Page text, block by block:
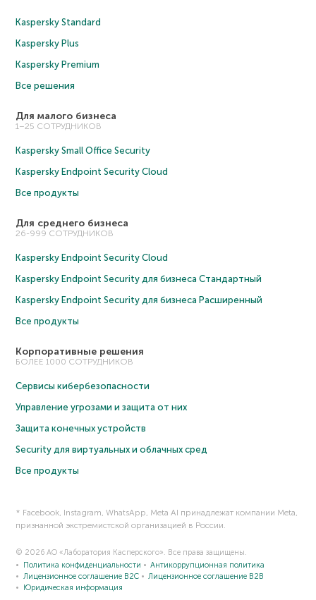
Kaspersky Standard
Kaspersky Plus
Kaspersky Premium
Все решения
Для малого бизнеса
1–25 СОТРУДНИКОВ
Kaspersky Small Office Security
Kaspersky Endpoint Security Cloud
Все продукты
Для среднего бизнеса
26-999 СОТРУДНИКОВ
Kaspersky Endpoint Security Cloud
Kaspersky Endpoint Security для бизнеса Cтандартный
Kaspersky Endpoint Security для бизнеса Расширенный
Все продукты
Корпоративные решения
БОЛЕЕ 1000 СОТРУДНИКОВ
Сервисы кибербезопасности
Управление угрозами и защита от них
Защита конечных устройств
Security для виртуальных и облачных сред
Все продукты
* Facebook, Instagram, WhatsApp, Meta AI принадлежат компании Meta,
признанной экстремистской организацией в России.
© 2026 АО «Лаборатория Касперского». Все права защищены.
Политика конфиденциальности
Антикоррупционная политика
Лицензионное соглашение B2C
Лицензионное соглашение B2B
Юридическая информация